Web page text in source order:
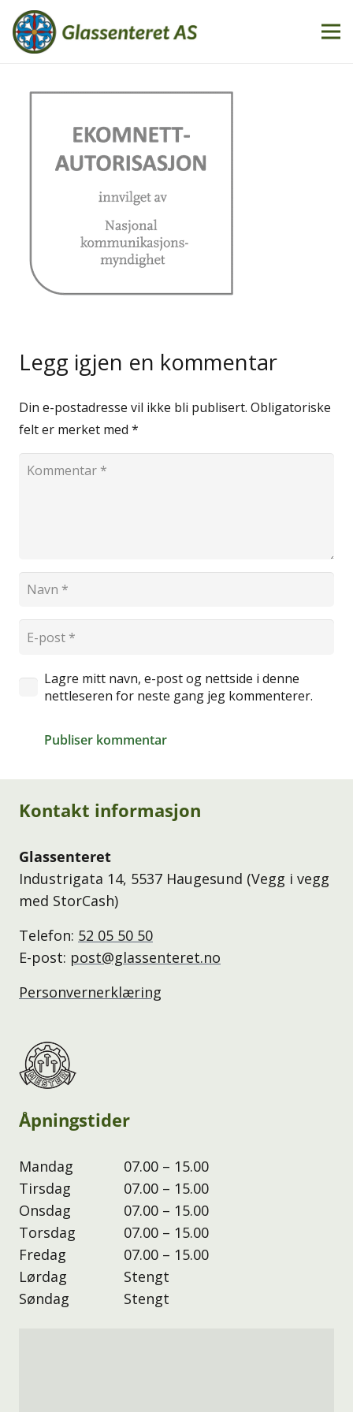
Legg igjen en kommentar
Din e-postadresse vil ikke bli publisert. Obligatoriske
felt er merket med *
Lagre mitt navn, e-post og nettside i denne
nettleseren for neste gang jeg kommenterer.
Publiser kommentar
Kontakt informasjon
Glassenteret
Industrigata 14, 5537 Haugesund (Vegg i vegg
med StorCash)
Telefon: 52 05 50 50
E-post: post@glassenteret.no
Personvernerklæring
Åpningstider
Mandag
07.00 – 15.00
Tirsdag
07.00 – 15.00
Onsdag
07.00 – 15.00
Torsdag
07.00 – 15.00
Fredag
07.00 – 15.00
Lørdag
Stengt
Søndag
Stengt